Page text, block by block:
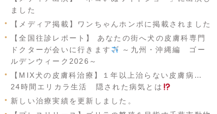
ました
【メディア掲載】ワンちゃんホンポに掲載されました
【全国往診レポート】 あなたの街へ犬の皮膚科専門
ドクターが会いに行きます
～九州・沖縄編 ゴー
ルデンウィーク2026～
【MIX犬の皮膚科治療】１年以上治らない皮膚病…
24時間エリカラ生活 隠された病気とは
新しい治療実績を更新しました。